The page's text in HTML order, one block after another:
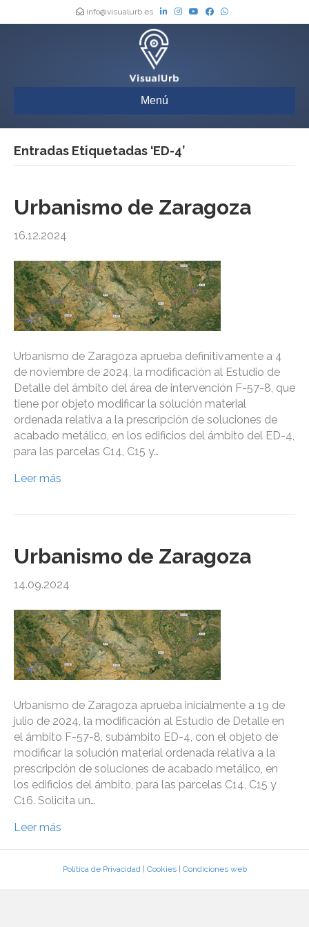
info@visualurb.es
Menú
Entradas Etiquetadas ‘ED-4’
Urbanismo de Zaragoza
16.12.2024
Urbanismo de Zaragoza aprueba definitivamente a 4
de noviembre de 2024, la modificación al Estudio de
Detalle del ámbito del área de intervención F-57-8, que
tiene por objeto modificar la solución material
ordenada relativa a la prescripción de soluciones de
acabado metálico, en los edificios del ámbito del ED-4,
para las parcelas C14, C15 y…
Leer más
Urbanismo de Zaragoza
14.09.2024
Urbanismo de Zaragoza aprueba inicialmente a 19 de
julio de 2024, la modificación al Estudio de Detalle en
el ámbito F-57-8, subámbito ED-4, con el objeto de
modificar la solución material ordenada relativa a la
prescripción de soluciones de acabado metálico, en
los edificios del ámbito, para las parcelas C14, C15 y
C16. Solicita un…
Leer más
Política de Privacidad| Cookies| Condiciones web